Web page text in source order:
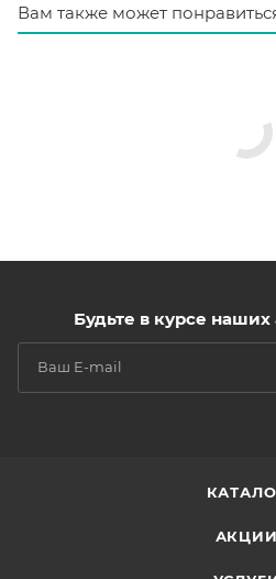
Вам также может
Будьте в курсе
АКЦИИ